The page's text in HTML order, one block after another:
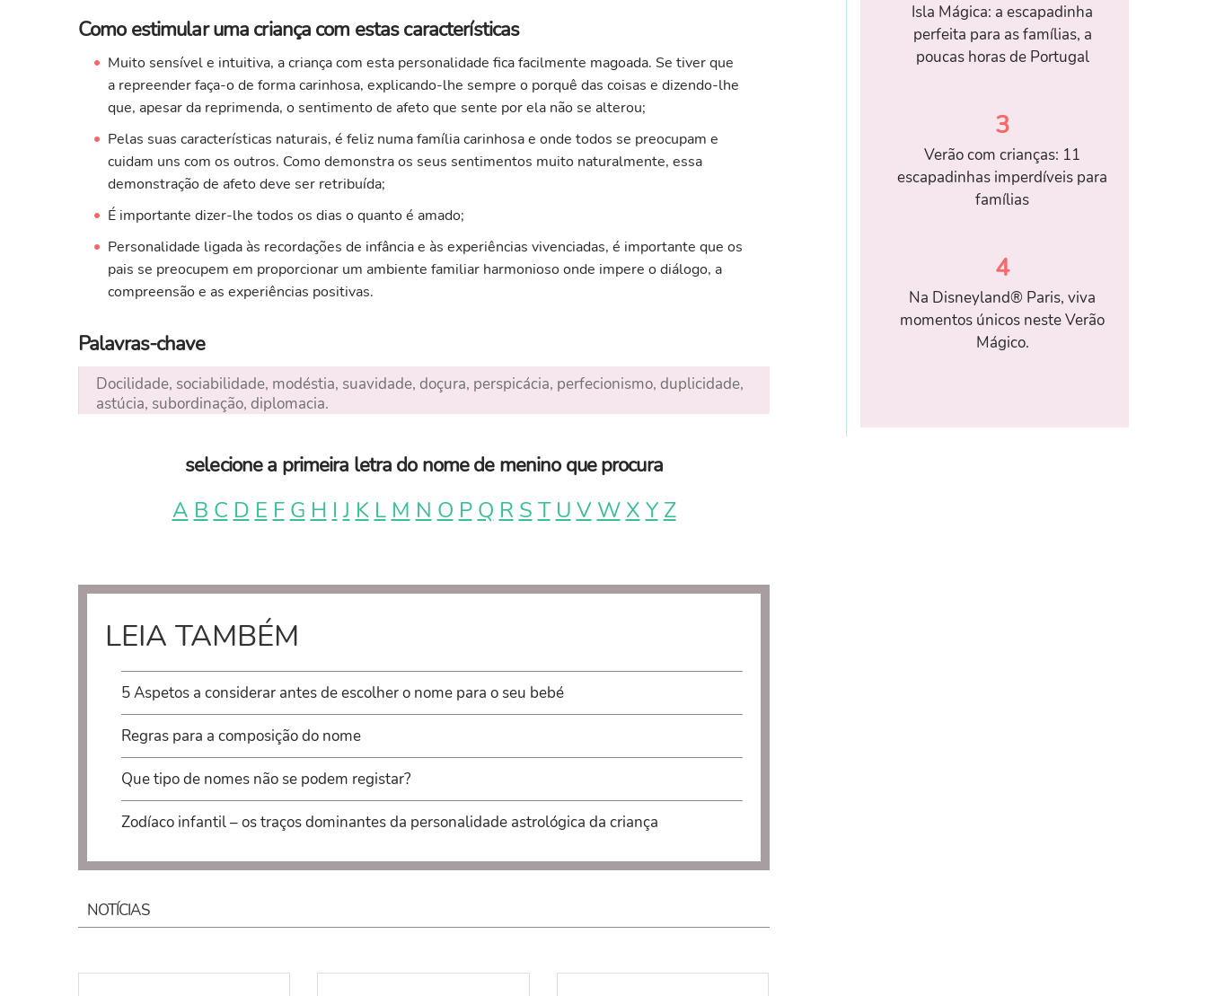
Como estimular uma criança com estas características
Muito sensível e intuitiva, a criança com esta personalidade fica facilmente magoada. Se tiver que
a repreender faça-o de forma carinhosa, explicando-lhe sempre o porquê das coisas e dizendo-lhe
que, apesar da reprimenda, o sentimento de afeto que sente por ela não se alterou;
Pelas suas características naturais, é feliz numa família carinhosa e onde todos se preocupam e
cuidam uns com os outros. Como demonstra os seus sentimentos muito naturalmente, essa
demonstração de afeto deve ser retribuída;
É importante dizer-lhe todos os dias o quanto é amado;
Personalidade ligada às recordações de infância e às experiências vivenciadas, é importante que os
pais se preocupem em proporcionar um ambiente familiar harmonioso onde impere o diálogo, a
compreensão e as experiências positivas.
Palavras-chave
Docilidade, sociabilidade, modéstia, suavidade, doçura, perspicácia, perfecionismo, duplicidade,
astúcia, subordinação, diplomacia.
selecione a primeira letra do nome de menino que procura
A B C D E F G H I J K L M N O P Q R S T U V W X Y Z
LEIA TAMBÉM
5 Aspetos a considerar antes de escolher o nome para o seu bebé
Regras para a composição do nome
Que tipo de nomes não se podem registar?
Zodíaco infantil – os traços dominantes da personalidade astrológica da criança
NOTÍCIAS
Isla Mágica: a escapadinha
perfeita para as famílias, a
poucas horas de Portugal
3
Verão com crianças: 11
escapadinhas imperdíveis para
famílias
4
Na Disneyland® Paris, viva
momentos únicos neste Verão
Mágico.